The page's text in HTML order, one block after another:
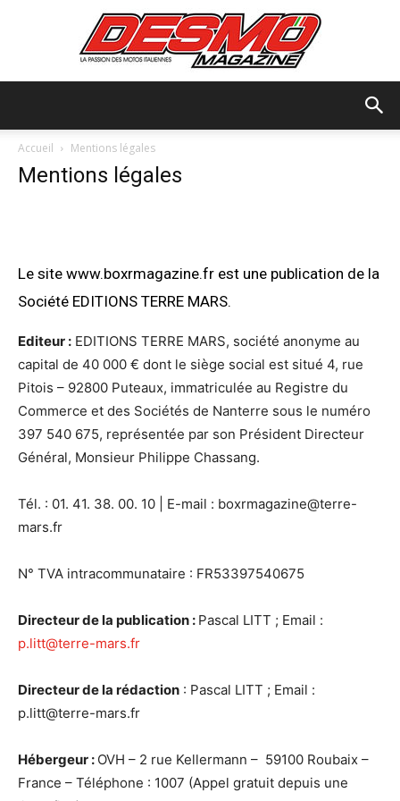
Accueil Mentions légales
Mentions légales
Le site www.boxrmagazine.fr est une publication de la
Société EDITIONS TERRE MARS.
Editeur : EDITIONS TERRE MARS, société anonyme au
capital de 40 000 € dont le siège social est situé 4, rue
Pitois – 92800 Puteaux, immatriculée au Registre du
Commerce et des Sociétés de Nanterre sous le numéro
397 540 675, représentée par son Président Directeur
Général, Monsieur Philippe Chassang.
Tél. : 01. 41. 38. 00. 10 | E-mail : boxrmagazine@terre-
mars.fr
N° TVA intracommunataire : FR53397540675
Directeur de la publication : Pascal LITT ; Email :
p.litt@terre-mars.fr
Directeur de la rédaction : Pascal LITT ; Email :
p.litt@terre-mars.fr
Hébergeur : OVH – 2 rue Kellermann – 59100 Roubaix –
France – Téléphone : 1007 (Appel gratuit depuis une